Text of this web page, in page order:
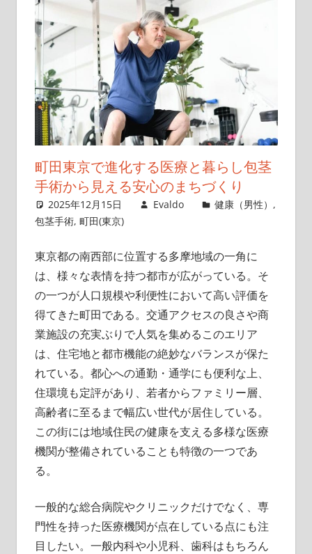
ド。町田東京で進化する医療と暮らし包茎
手術から見える安心のまちづくり
2025年12月15日 Evaldo 健康（男性） ,
包茎手術, 町田(東京)
東京都の南西部に位置する多摩地域の一角に
は、様々な表情を持つ都市が広がっている。 そ
の一つが人口規模や利便性において高い評価を
得てきた町田である。交通アクセスの良さや商
業施設の充実ぶりで人気を集めるこのエリア
は、住宅地と都市機能の絶妙なバランスが保た
れている。都心への通勤・通学にも便利な上、
住環境も定評があり、若者からファミリー層、
高齢者に至るまで幅広い世代が居住している。
この街には地域住民の健康を支える多様な医療
機関が整備されていることも特徴の一つであ
る。
一般的な総合病院やクリニックだけでなく、専
門性を持った医療機関が点在している点にも注
目したい。一般内科や小児科、歯科はもちろん